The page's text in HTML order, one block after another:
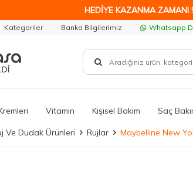
HEDİYE KAZANMA ZAMANI
Kategoriler Banka Bilgilerimiz Whatsapp
Vitamin Kişisel Bakım Saç
Ve Dudak Ürünleri Rujlar Maybelline New